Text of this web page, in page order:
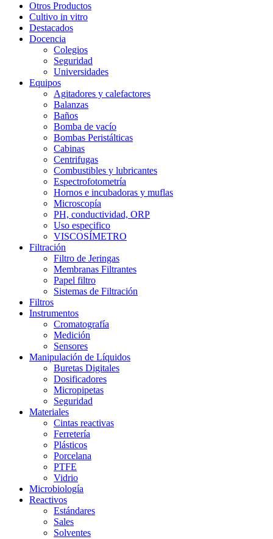
Otros Productos
Cultivo in vitro
Destacados
Docencia
Colegios
Seguridad
Universidades
Equipos
Agitadores y calefactores
Balanzas
Baños
Bomba de vacío
Bombas Peristálticas
Cabinas
Centrifugas
Combustibles y lubricantes
Espectrofotometría
Hornos e incubadoras y muflas
Microscopía
PH, conductividad, ORP
Uso especifico
VISCOSÍMETRO
Filtración
Filtro de Jeringas
Membranas Filtrantes
Papel filtro
Sistemas de Filtración
Filtros
Instrumentos
Cromatografía
Medición
Sensores
Manipulación de Líquidos
Buretas Digitales
Dosificadores
Micropipetas
Seguridad
Materiales
Cintas reactivas
Ferretería
Plásticos
Porcelana
PTFE
Vidrio
Microbiología
Reactivos
Estándares
Sales
Solventes